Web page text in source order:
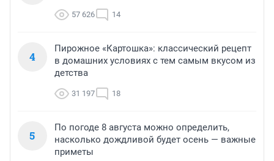
57 626 14
4
Пирожное «Картошка»: классический рецепт
в домашних условиях с тем самым вкусом из
детства
31 197 18
5
По погоде 8 августа можно определить,
насколько дождливой будет осень — важные
приметы